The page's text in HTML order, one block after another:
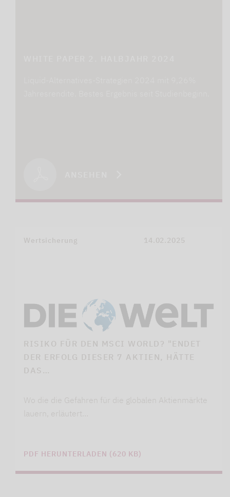
Wertsicherung 14.02.2025
RISIKO FÜR DEN MSCI WORLD? "ENDET
DER ERFOLG DIESER 7 AKTIEN, HÄTTE
DAS…
Wo die die Gefahren für die globalen Aktienmärkte
lauern, erläutert…
PDF HERUNTERLADEN (620 KB)